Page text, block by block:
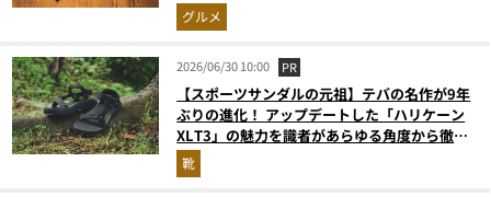
グルメ
2026/06/30 10:00 PR
【スポーツサンダルの元祖】テバの名作が9年
ぶりの進化！ アップデートした「ハリケーン
XLT3」の魅力を識者があらゆる角度から徹底
解説！
靴